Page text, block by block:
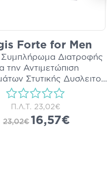
Forte for Men
Διατροφής
την Αντιμετώπιση
Στυτικής Δυσλειτο...
i
Π.Λ.Τ. 23,02€
23,02€ 16,57€